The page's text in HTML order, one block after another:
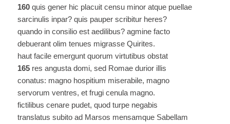
160quis gener hic placuit censu minor atque puellae
sarcinulis inpar? quis pauper scribitur heres?
quando in consilio est aedilibus? agmine facto
debuerant olim tenues migrasse Quirites.
haut facile emergunt quorum virtutibus obstat
165res angusta domi, sed Romae durior illis
conatus: magno hospitium miserabile, magno
servorum ventres, et frugi cenula magno.
fictilibus cenare pudet, quod turpe negabis
translatus subito ad Marsos mensamque Sabellam